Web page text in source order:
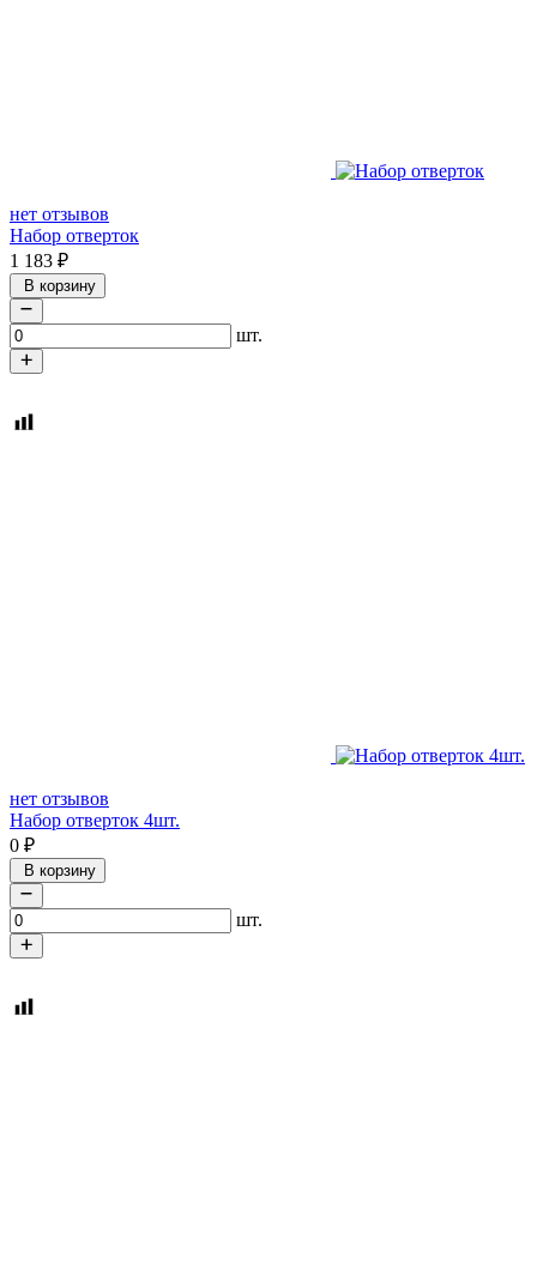
нет отзывов
Набор отверток
1 183 ₽
В корзину
шт.
нет отзывов
Набор отверток 4шт.
0 ₽
В корзину
шт.